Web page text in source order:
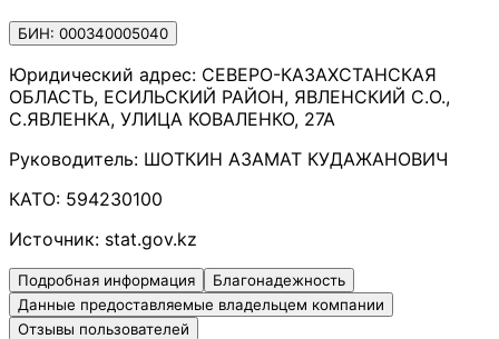
БИН: 000340005040
Юридический адрес: СЕВЕРО-КАЗАХСТАНСКАЯ
ОБЛАСТЬ, ЕСИЛЬСКИЙ РАЙОН, ЯВЛЕНСКИЙ С.О.,
С.ЯВЛЕНКА, УЛИЦА КОВАЛЕНКО, 27А
Руководитель: ШОТКИН АЗАМАТ КУДАЖАНОВИЧ
КАТО: 594230100
Источник: stat.gov.kz
Подробная информация
Благонадежность
Данные предоставляемые владельцем компании
Отзывы пользователей